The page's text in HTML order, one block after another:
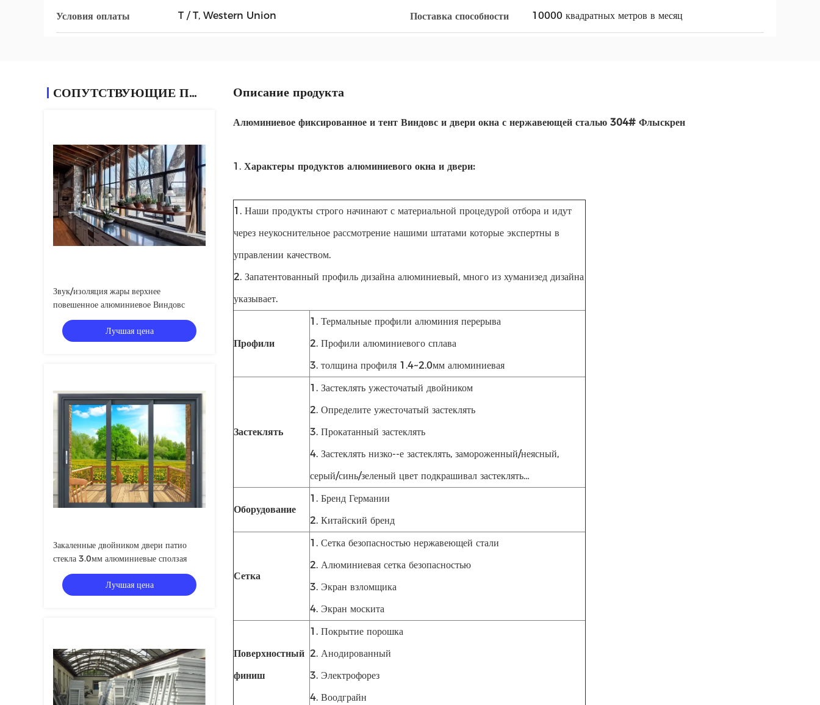
Условия оплаты T / T, Western Union Поставка способности 10000 квадратных метров в месяц
СОПУТСТВУЮЩИЕ ПРОДУКТЫ
Звук/изоляция жары верхнее
повешенное алюминиевое Виндовс
Лучшая цена
Закаленные двойником двери патио
стекла 3.0мм алюминиевые сползая
Лучшая цена
Описание продукта
Алюминиевое фиксированное и тент Виндовс и двери окна с нержавеющей сталью 304# Флыскрен
1. Характеры продуктов алюминиевого окна и двери:
1. Наши продукты строго начинают с материальной процедурой отбора и идут
через неукоснительное рассмотрение нашими штатами которые экспертны в
управлении качеством.
2. Запатентованный профиль дизайна алюминиевый, много из хуманизед дизайна
указывает.
Профили
1. Термальные профили алюминия перерыва
2. Профили алюминиевого сплава
3. толщина профиля 1.4~2.0мм алюминиевая
Застеклять
1. Застеклять ужесточатый двойником
2. Определите ужесточатый застеклять
3. Прокатанный застеклять
4. Застеклять низко--е застеклять, замороженный/неясный,
серый/синь/зеленый цвет подкрашивал застеклять…
Оборудование
1. Бренд Германии
2. Китайский бренд
Сетка
1. Сетка безопасностью нержавеющей стали
2. Алюминиевая сетка безопасностью
3. Экран взломщика
4. Экран москита
Поверхностный
финиш
1. Покрытие порошка
2. Анодированный
3. Электрофорез
4. Воодграйн